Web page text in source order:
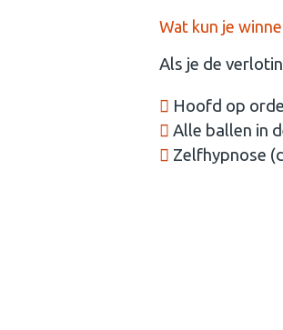
Wat kun je
Als je de
Hoofd op
Alle ballen in
Zelfhypnose